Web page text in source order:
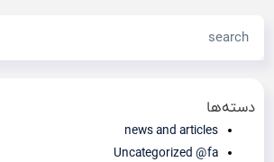
دسته‌ها
news and articles
Uncategorized @fa